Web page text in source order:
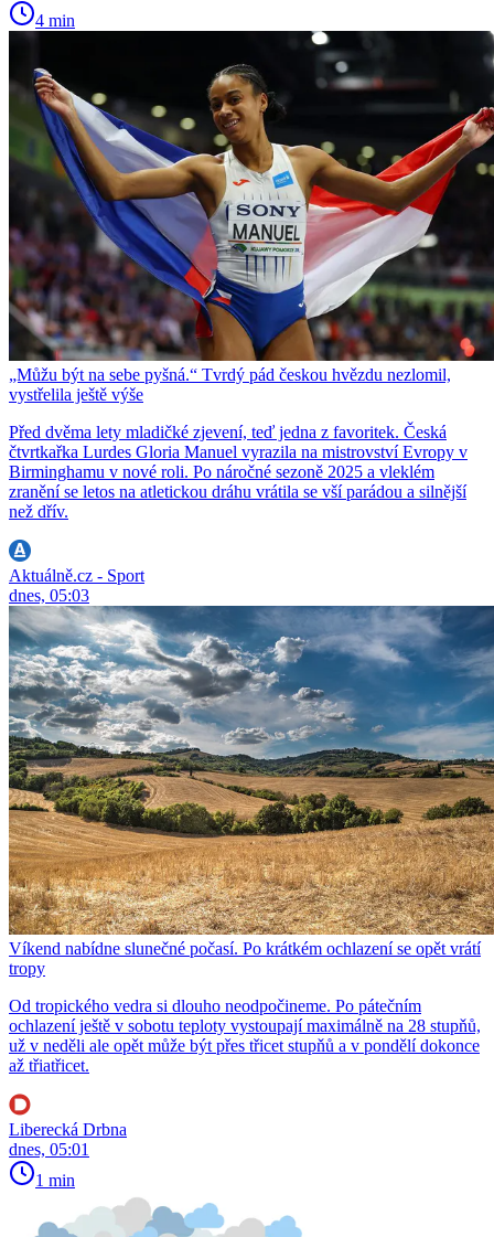
4 min
„Můžu být na sebe pyšná.“ Tvrdý pád českou hvězdu nezlomil,
vystřelila ještě výše
Před dvěma lety mladičké zjevení, teď jedna z favoritek. Česká
čtvrtkařka Lurdes Gloria Manuel vyrazila na mistrovství Evropy v
Birminghamu v nové roli. Po náročné sezoně 2025 a vleklém
zranění se letos na atletickou dráhu vrátila se vší parádou a silnější
než dřív.
Aktuálně.cz - Sport
dnes, 05:03
Víkend nabídne slunečné počasí. Po krátkém ochlazení se opět vrátí
tropy
Od tropického vedra si dlouho neodpočineme. Po pátečním
ochlazení ještě v sobotu teploty vystoupají maximálně na 28 stupňů,
už v neděli ale opět může být přes třicet stupňů a v pondělí dokonce
až třiatřicet.
Liberecká Drbna
dnes, 05:01
1 min